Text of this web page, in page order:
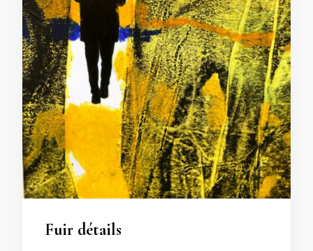
Fuir détails